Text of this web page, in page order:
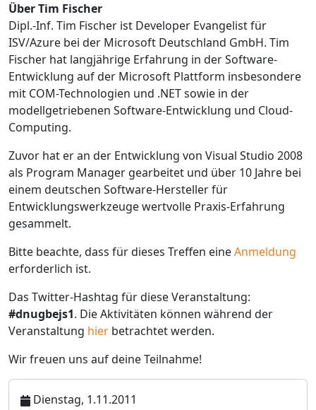
Über Tim Fischer
Dipl.-Inf. Tim Fischer ist Developer Evangelist für
ISV/Azure bei der Microsoft Deutschland GmbH. Tim
Fischer hat langjährige Erfahrung in der Software-
Entwicklung auf der Microsoft Plattform insbesondere
mit COM-Technologien und .NET sowie in der
modellgetriebenen Software-Entwicklung und Cloud-
Computing.
Zuvor hat er an der Entwicklung von Visual Studio 2008
als Program Manager gearbeitet und über 10 Jahre bei
einem deutschen Software-Hersteller für
Entwicklungswerkzeuge wertvolle Praxis-Erfahrung
gesammelt.
Bitte beachte, dass für dieses Treffen eineAnmeldung
erforderlich ist.
Das Twitter-Hashtag für diese Veranstaltung:
#dnugbejs1. Die Aktivitäten können während der
Veranstaltung hier betrachtet werden.
Wir freuen uns auf deine Teilnahme!
Dienstag, 1.11.2011